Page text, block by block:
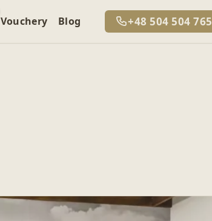
Vouchery Blog +48 504 504 765